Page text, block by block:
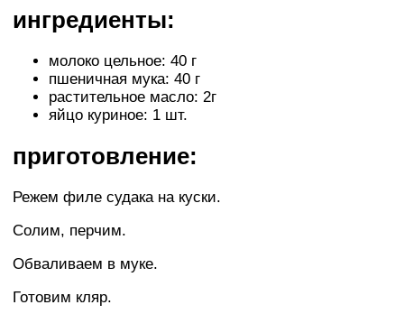
ингредиенты:
молоко цельное: 40 г
пшеничная мука: 40 г
растительное масло: 2г
яйцо куриное: 1 шт.
приготовление:
Режем филе судака на куски.
Солим, перчим.
Обваливаем в муке.
Готовим кляр.